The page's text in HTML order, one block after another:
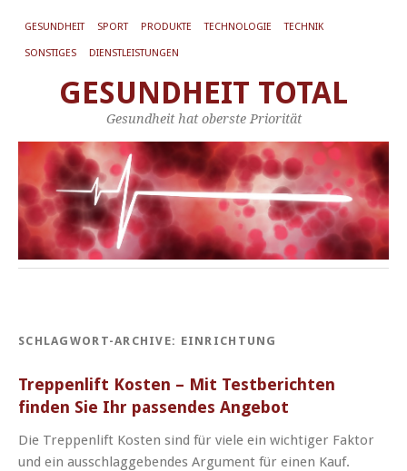
GESUNDHEIT SPORT PRODUKTE TECHNOLOGIE TECHNIK
SONSTIGES DIENSTLEISTUNGEN
GESUNDHEIT TOTAL
Gesundheit hat oberste Priorität
SCHLAGWORT-ARCHIVE: EINRICHTUNG
Treppenlift Kosten – Mit Testberichten
finden Sie Ihr passendes Angebot
Die Treppenlift Kosten sind für viele ein wichtiger Faktor
und ein ausschlaggebendes Argument für einen Kauf.